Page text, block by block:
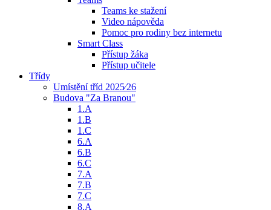
Teams ke stažení
Video nápověda
Pomoc pro rodiny bez internetu
Smart Class
Přístup žáka
Přístup učitele
Třídy
Umístění tříd 2025⁄26
Budova "Za Branou"
1.A
1.B
1.C
6.A
6.B
6.C
7.A
7.B
7.C
8.A